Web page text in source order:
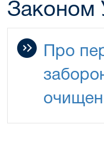
Законом
Про